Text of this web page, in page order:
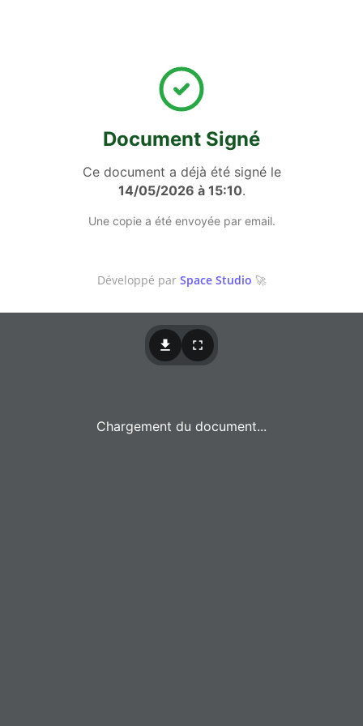
Chargement du document...
Document Signé
Ce document a déjà été signé le
14/05/2026 à 15:10.
Une copie a été envoyée par email.
Développé par Space Studio 🚀